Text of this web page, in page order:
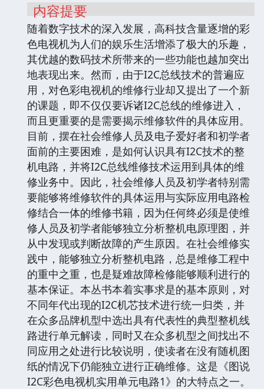
内容提要
随着数字技术的深入发展，高科技含量逐增的彩
色电视机为人们的娱乐生活增添了极大的乐趣，
其优越的数码技术所带来的一些功能也越加突出
地表现出来。然而，由于I2C总线技术的普遍应
用，对色彩电视机的维修行业却又提出了一个新
的课题，即不仅仅要诉诸I2C总线的维修进入，
而且更重要的是需要揭示维修软件的具体应用。
目前，摆在社会维修人员及电子爱好者和初学者
面前的主要困难，是如何认识具有I2C技术的整
机电路，并将I2C总线维修技术运用到具体的维
修业务中。因此，社会维修人员及初学者特别需
要能够将维修软件的具体运用与实际应用电路检
修结合一体的维修书籍，因为任何终必须是使维
修人员及初学者能够独立分析整机电原理图，并
从中发现或判断故障的产生原因。在社会维修实
践中，能够独立分析整机电路，总是维修工程中
的重中之重，也是疑难故障检修能够顺利进行的
基本保证。本丛书本着实事求是的基本原则，对
不同年代出现的I2C机芯技术进行统一归类，并
在众多品牌机型中选出具有代表性的典型整机线
路进行单元解读，同时又在众多机型之间找出不
同应用之处进行比较说明，使读者在没有随机图
纸的情况下仍能独立进行正确维修。这是《图说
I2C彩色电视机实用单元电路1》的大特点之一。